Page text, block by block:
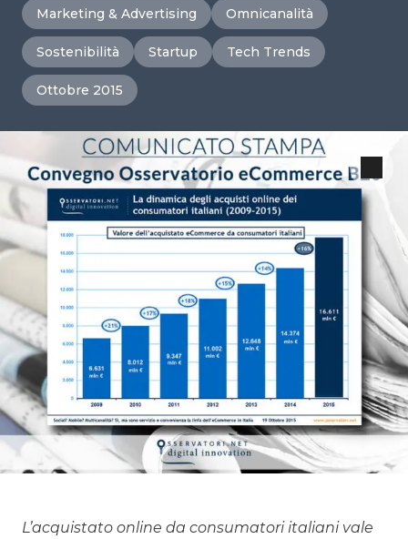
Marketing & Advertising Omnicanalità
Sostenibilità Startup Tech Trends
Ottobre 2015
L’acquistato online da consumatori italiani vale